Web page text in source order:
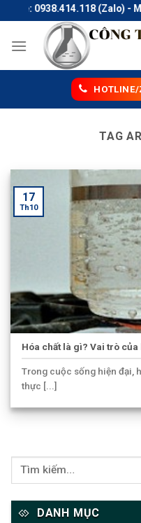
to
content
0938.414.118 (Zalo) -
TAG
Hóa chất là gì? Vai trò
Trong cuộc sống hiện đại,
thực [...]
17
Th10
DANH MỤC